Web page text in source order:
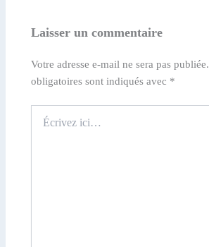
Laisser un commentaire
Votre adresse e-mail ne sera pas publiée.
obligatoires sont indiqués avec *
ici…